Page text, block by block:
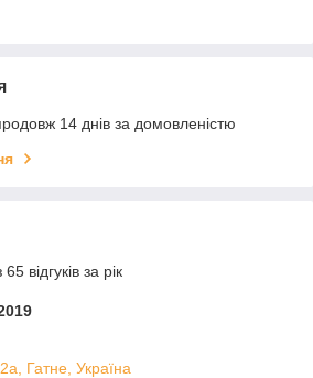
14 днів за домовленістю
відгуків за рік
Гатне, Україна